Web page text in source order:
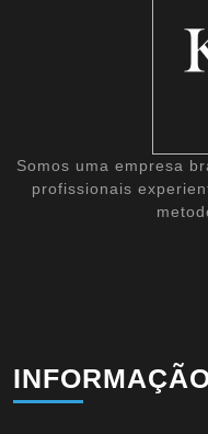
Somos uma empresa
profissionais